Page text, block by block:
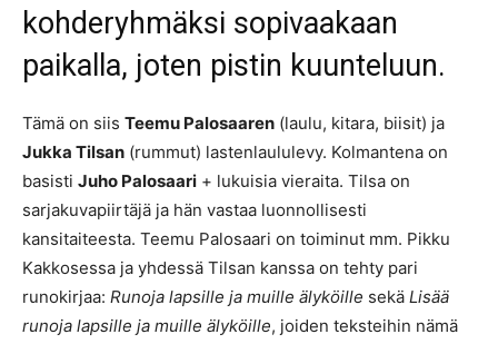
kohderyhmäksi sopivaakaan
paikalla, joten pistin kuunteluun.
Tämä on siis Teemu Palosaaren (laulu, kitara, biisit) ja
Jukka Tilsan (rummut) lastenlaululevy. Kolmantena on
basisti Juho Palosaari + lukuisia vieraita. Tilsa on
sarjakuvapiirtäjä ja hän vastaa luonnollisesti
kansitaiteesta. Teemu Palosaari on toiminut mm. Pikku
Kakkosessa ja yhdessä Tilsan kanssa on tehty pari
runokirjaa: Runoja lapsille ja muille älyköille sekä Lisää
runoja lapsille ja muille älyköille, joiden teksteihin nämä